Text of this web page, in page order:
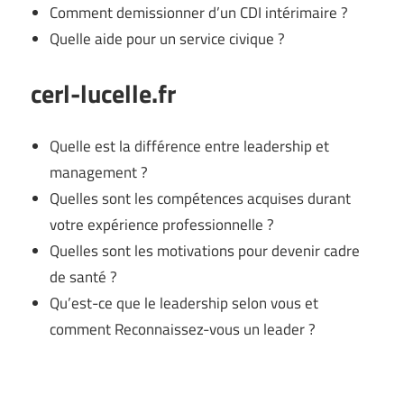
Comment demissionner d’un CDI intérimaire ?
Quelle aide pour un service civique ?
cerl-lucelle.fr
Quelle est la différence entre leadership et
management ?
Quelles sont les compétences acquises durant
votre expérience professionnelle ?
Quelles sont les motivations pour devenir cadre
de santé ?
Qu’est-ce que le leadership selon vous et
comment Reconnaissez-vous un leader ?